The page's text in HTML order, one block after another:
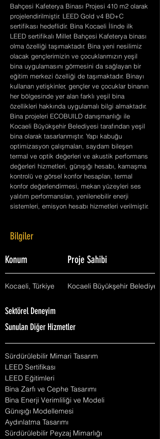
Bahçesi Kafeterya Binası Projesi 410 m2 olarak
projelendirilmiştir. LEED Gold v4 BD+C
sertifikası hedeflidir. Bina Kocaeli İlinde ilk
LEED sertifikalı Millet Bahçesi Kafeterya binası
olma özelliği taşımaktadır. Bina yeni nesilimiz
olacak gençlerimizin ve çocuklarımızın yeşil
bina uygulamasını görmesini da sağlayan bir
eğitim merkezi özelliği de taşımaktadır. Binayı
kullanan yetişkinler, gençler ve çocuklar binanın
her bölgesinde yer alan farklı yeşil bina
özellikleri hakkında uygulamalı bilgi almaktadır.
Bina projeleri ECOBUILD danışmanlığı ile
Kocaeli Büyükşehir Belediyesi tarafından yeşil
bina olarak tasarlanmıştır. Yapı kabuğu
optimizasyon çalışmaları, saydam bileşen
termal ve optik değerleri ve akustik performans
değerleri hizmetleri, günışığı hesabı, kamaşma
kontrolü ve görsel konfor hesapları, termal
konfor değerlendirmesi, mekan yüzeyleri ses
yalıtım performansları, yenilenebilir enerji
sistemleri, emisyon hesabı hizmetleri verilmiştir.
Bilgiler
Konum Proje Sahibi
Kocaeli, Türkiye Kocaeli Büyükşehir Belediyesi
Sektörel Deneyim
Sunulan Diğer Hizmetler
Sürdürülebilir Mimari Tasarım
LEED Sertifikası
LEED Eğitimleri
Bina Zarfı ve Cephe Tasarımı
Bina Enerji Verimliliği ve Modeli
Günışığı Modellemesi
Aydınlatma Tasarımı
Sürdürülebilir Peyzaj Mimarlığı